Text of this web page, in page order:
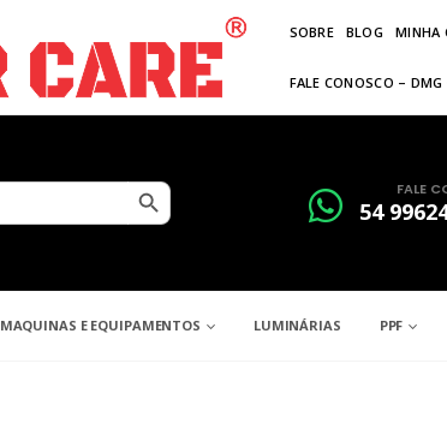
SOBRE BLOG MINHA
FALE CONOSCO – DMG
Search Button FALE
54
MAQUINAS E EQUIPAMENTOS LUMINÁRIAS PPF